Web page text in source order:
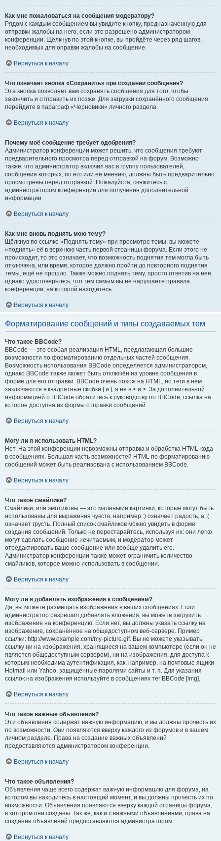
Как мне пожаловаться на сообщения модератору?
Рядом с каждым сообщением вы увидите кнопку, предназначенную для
отправки жалобы на него, если это разрешено администратором
конференции. Щёлкнув по этой кнопке, вы пройдёте через ряд шагов,
необходимых для оправки жалобы на сообщение.
Вернуться к началу
Что означает кнопка «Сохранить» при создании сообщения?
Эта кнопка позволяет вам сохранять сообщения для того, чтобы
закончить и отправить их позже. Для загрузки сохранённого сообщения
перейдите в параграф «Черновики» личного раздела.
Вернуться к началу
Почему моё сообщение требует одобрения?
Администратор конференции может решить, что сообщения требуют
предварительного просмотра перед отправкой на форум. Возможно
также, что администратор включил вас в группу пользователей,
сообщения которых, по его или её мнению, должны быть предварительно
просмотрены перед отправкой. Пожалуйста, свяжитесь с
администратором конференции для получения дополнительной
информации.
Вернуться к началу
Как мне вновь поднять мою тему?
Щёлкнув по ссылке «Поднять тему» при просмотре темы, вы можете
«поднять» её в верхнюю часть первой страницы форума. Если этого не
происходит, то это означает, что возможность поднятия тем могла быть
отключена, или время, которое должно пройти до повторного поднятия
темы, ещё не прошло. Также можно поднять тему, просто ответив на неё,
однако удостоверьтесь, что тем самым вы не нарушаете правила
конференции, на которой находитесь.
Вернуться к началу
Форматирование сообщений и типы создаваемых тем
Что такое BBCode?
BBCode — это особая реализация HTML, предлагающая большие
возможности по форматированию отдельных частей сообщения.
Возможность использования BBCode определяется администратором,
однако BBCode также может быть отключён на уровне сообщения в
форме для его отправки. BBCode очень похож на HTML, но теги в нём
заключаются в квадратные скобки [ и ], а не в < и >. За дополнительной
информацией о BBCode обратитесь к руководству по BBCode, ссылка на
которое доступна из формы отправки сообщений.
Вернуться к началу
Могу ли я использовать HTML?
Нет. На этой конференции невозможны отправка и обработка HTML-кода
в сообщениях. Большая часть возможностей HTML по форматированию
сообщений может быть реализована с использованием BBCode.
Вернуться к началу
Что такое смайлики?
Смайлики, или эмотиконы — это маленькие картинки, которые могут быть
использованы для выражения чувств, например :) означает радость, а :(
означает грусть. Полный список смайликов можно увидеть в форме
создания сообщений. Только не перестарайтесь, используя их: они легко
могут сделать сообщение нечитаемым, и модератор может
отредактировать ваше сообщение или вообще удалить его.
Администратор конференции также может ограничить количество
смайликов, которое можно использовать в сообщении.
Вернуться к началу
Могу ли я добавлять изображения к сообщениям?
Да, вы можете размещать изображения в ваших сообщениях. Если
администратор разрешил добавлять вложения, вы можете загрузить
изображение на конференцию. Если нет, вы должны указать ссылку на
изображение, сохранённое на общедоступном веб-сервере. Пример
ссылки: http://www.example.com/my-picture.gif. Вы не можете указывать
ссылку ни на изображения, хранящиеся на вашем компьютере (если он не
является общедоступным сервером), ни на изображения, для доступа к
которым необходима аутентификация, как, например, на почтовые ящики
Hotmail или Yahoo, защищённые паролями сайты и т. п. Для указания
ссылок на изображения используйте в сообщениях тег BBCode [img].
Вернуться к началу
Что такое важные объявления?
Эти объявления содержат важную информацию, и вы должны прочесть их
по возможности. Они появляются вверху каждого из форумов и в вашем
личном разделе. Права на создание важных объявлений
предоставляются администратором конференции.
Вернуться к началу
Что такое объявления?
Объявления чаще всего содержат важную информацию для форума, на
котором вы находитесь в настоящий момент, и вы должны прочесть их по
возможности. Объявления появляются вверху каждой страницы форума,
в котором они созданы. Так же, как и с важными объявлениями, права на
создание объявлений предоставляются администратором.
Вернуться к началу